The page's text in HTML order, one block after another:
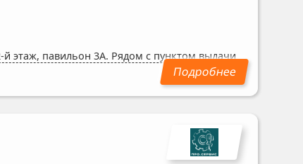
й этаж, павильон 3А. Рядом с пунктом выдачи